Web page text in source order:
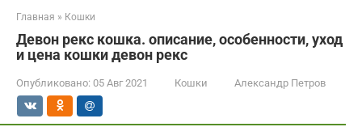
Главная » Кошки
Девон рекс кошка. описание, особенности, уход
и цена кошки девон рекс
Опубликовано: 05 Авг 2021 Кошки Александр Петров